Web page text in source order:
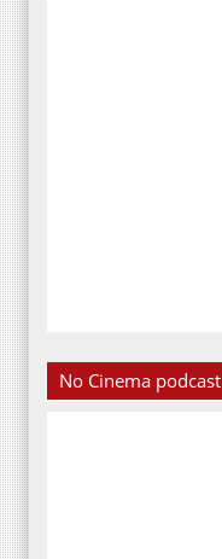
No Cinema podcast